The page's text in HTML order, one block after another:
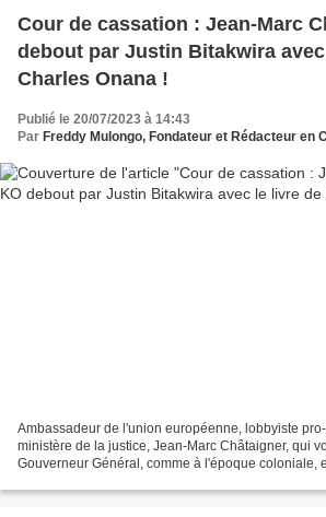
Cour de cassation : Jean-Marc
debout par Justin Bitakwira
Charles Onana !
Publié le 20/07/2023 à 14:43
Par Freddy Mulongo, Fondateur et Rédacteur en Chef
Ambassadeur de l'union européenne, lobbyiste
ministère de la justice, Jean-Marc Châtaigner, qui
Gouverneur Général, comme à l'époque coloniale,